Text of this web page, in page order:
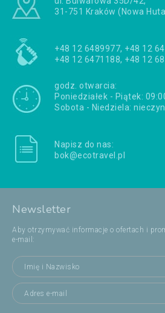
31-751 Kraków (Nowa
+48 12 6489977, +48 12
+48 12 6471188, +48 12
godz. otwarcia:
Poniedziałek - Piątek:
Sobota - Niedziela:
Napisz do nas:
bok@ecotravel.pl
Newsletter
Aby otrzymywać informacje o ofertach i
e-mail: